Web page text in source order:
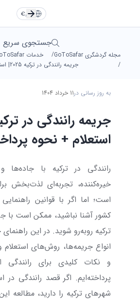
FA
/
€
TR English
فارسی العربية AR
تومان لیر
مجله گردشگری GoToSafar / خدمات GoToSafar
/
جریمه رانندگی در ترکیه 2025| استعلام + نحوه پرداخت
جستجوی سریع
به روز رسانی در11 خرداد 1404
استعلام + نحوه
رانندگی در ترکیه با جاده‌ها
خیره‌کننده، تجربه‌ای لذت‌بخش
است؛ اما اگر با قوانین
کشور آشنا نباشید، ممکن است با
ترکیه روبه‌رو شوید. در این
انواع جریمه‌ها، روش‌های
و نکات کلیدی برای رانندگی
پرداخته‌ایم. اگر قصد رانندگی در
شهرهای ترکیه را دارید، مطالعه
TR English
فارسی العربية AR
TL